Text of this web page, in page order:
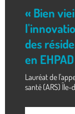
« Bien
des
en EHPAD
Lauréat de
santé (ARS) Île-